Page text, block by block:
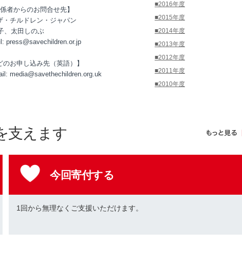
者からのお問合せ先】
チルドレン・ジャパン
、太田しのぶ
press@savechildren.or.jp
のお申し込み先（英語）】
media@savethechildren.org.uk
■2016年度
■2015年度
■2014年度
■2013年度
■2012年度
■2011年度
■2010年度
支えます
今回寄付する
1回から無理なくご支援いただけます。